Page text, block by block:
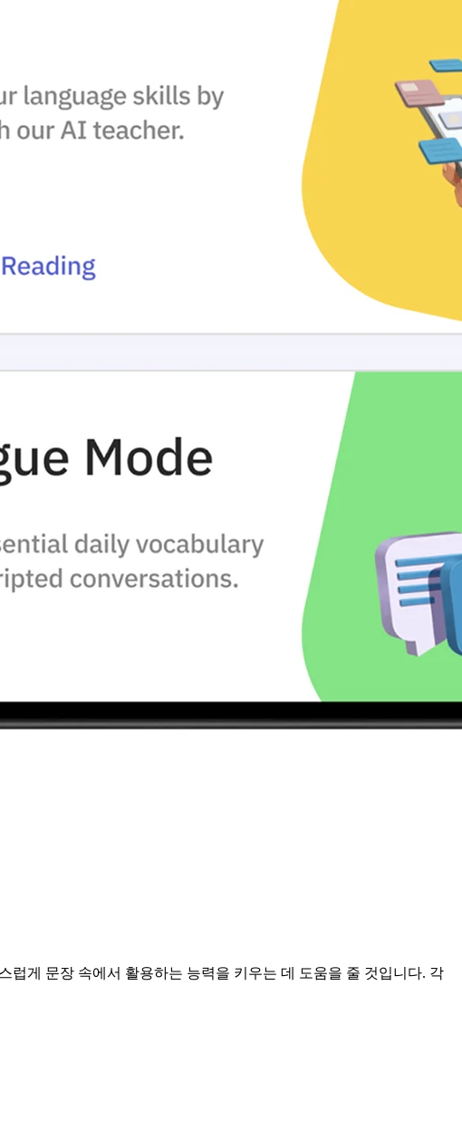
게 문장 속에서 활용하는 능력을 키우는 데 도움을 줄 것입니다. 각